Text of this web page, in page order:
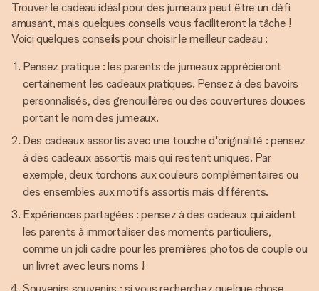
Trouver le cadeau idéal pour des jumeaux peut être un défi
amusant, mais quelques conseils vous faciliteront la tâche !
Voici quelques conseils pour choisir le meilleur cadeau :
Pensez pratique : les parents de jumeaux apprécieront
certainement les cadeaux pratiques. Pensez à des bavoirs
personnalisés, des grenouillères ou des couvertures douces
portant le nom des jumeaux.
Des cadeaux assortis avec une touche d'originalité : pensez
à des cadeaux assortis mais qui restent uniques. Par
exemple, deux torchons aux couleurs complémentaires ou
des ensembles aux motifs assortis mais différents.
Expériences partagées : pensez à des cadeaux qui aident
les parents à immortaliser des moments particuliers,
comme un joli cadre pour les premières photos de couple ou
un livret avec leurs noms !